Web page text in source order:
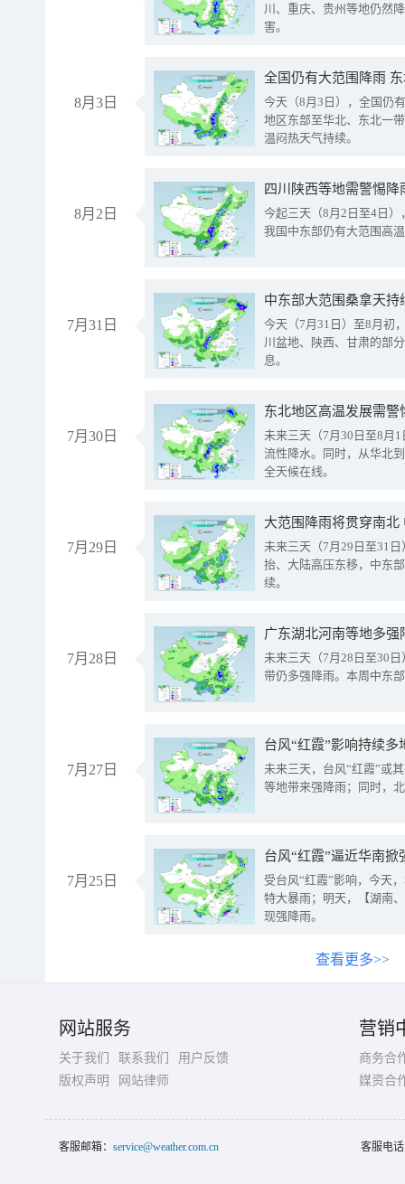
川、重庆、贵州等地仍然
害。
8月3日
全国仍有大范围降雨
今天（8月3日），全国仍
地区东部至华北、东北一
温闷热天气持续。
8月2日
今起三天（8月2日至4日
我国中东部仍有大范围高
7月31日
中东部大范围桑拿天
今天（7月31日）至8月初
川盆地、陕西、甘肃的部
息。
7月30日
东北地区高温发展需
未来三天（7月30日至8月
流性降水。同时，从华北
全天候在线。
7月29日
大范围降雨将贯穿南
未来三天（7月29日至31
抬、大陆高压东移，中东
续。
7月28日
广东湖北河南等地多
未来三天（7月28日至30
带仍多强降雨。本周中东
7月27日
台风“红霞”影响持续
未来三天，台风“红霞”或
等地带来强降雨；同时，
7月25日
台风“红霞”逼近华南
受台风“红霞”影响，今天
特大暴雨；明天，【湖南
现强降雨。
查看更多>>
网站服务
关于我们 联系我们
用户反馈
版权声明
网站律师
营销
商务合
媒资合
客服邮箱： service@weather.com.cn 客服电